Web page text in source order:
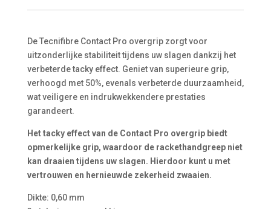
De Tecnifibre Contact Pro overgrip zorgt voor
uitzonderlijke stabiliteit tijdens uw slagen dankzij het
verbeterde tacky effect. Geniet van superieure grip,
verhoogd met 50%, evenals verbeterde duurzaamheid,
wat veiligere en indrukwekkendere prestaties
garandeert.
Het tacky effect van de Contact Pro overgrip biedt
opmerkelijke grip, waardoor de rackethandgreep niet
kan draaien tijdens uw slagen. Hierdoor kunt u met
vertrouwen en hernieuwde zekerheid zwaaien.
Dikte: 0,60 mm